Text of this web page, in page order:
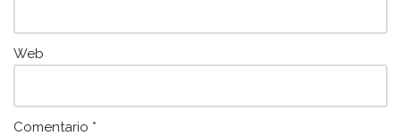
Web
Comentario *